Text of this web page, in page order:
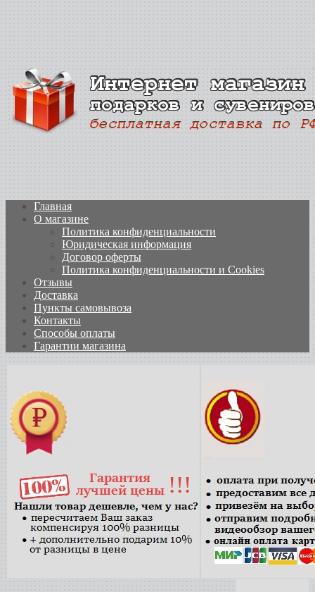
Главная
О магазине
Политика конфиденциальности
Юридическая информация
Договор оферты
Политика конфиденциальности и Cookies
Отзывы
Доставка
Пункты самовывоза
Контакты
Способы оплаты
Гарантии магазина